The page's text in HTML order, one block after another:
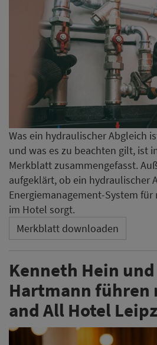
Was ein hydraulischer Abgleich
und was es zu beachten gilt, ist
Merkblatt zusammengefasst.
aufgeklärt, ob ein hydraulischer
Energiemanagement-System für
im Hotel sorgt.
Merkblatt downloaden
Kenneth Hein
Hartmann führen
and All Hotel